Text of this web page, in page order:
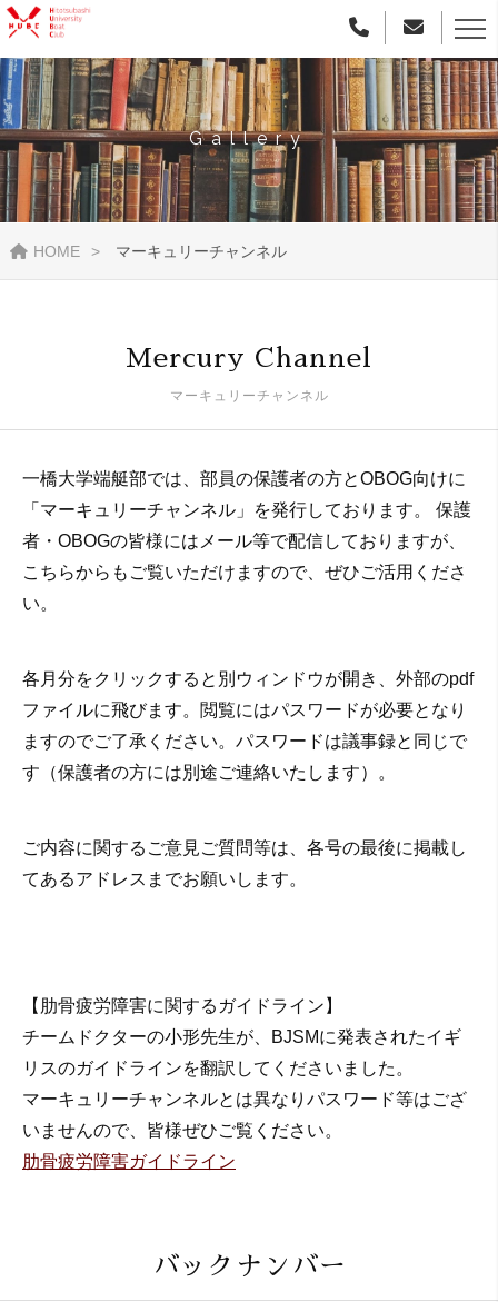
Gallery
HOME マーキュリーチャンネル
Mercury Channel
マーキュリーチャンネル
一橋大学端艇部では、部員の保護者の方とOBOG向けに
「マーキュリーチャンネル」を発行しております。 保護
者・OBOGの皆様にはメール等で配信しておりますが、
こちらからもご覧いただけますので、ぜひご活用くださ
い。
各月分をクリックすると別ウィンドウが開き、外部のpdf
ファイルに飛びます。閲覧にはパスワードが必要となり
ますのでご了承ください。パスワードは議事録と同じで
す（保護者の方には別途ご連絡いたします）。
ご内容に関するご意見ご質問等は、各号の最後に掲載し
てあるアドレスまでお願いします。
【肋骨疲労障害に関するガイドライン】
チームドクターの小形先生が、BJSMに発表されたイギ
リスのガイドラインを翻訳してくださいました。
マーキュリーチャンネルとは異なりパスワード等はござ
いませんので、皆様ぜひご覧ください。
肋骨疲労障害ガイドライン
バックナンバー